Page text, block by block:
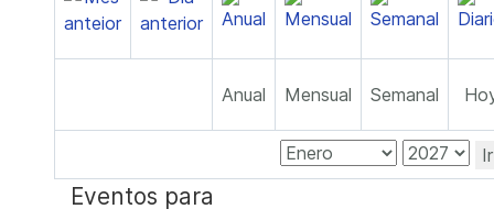
Anual Mensual Semanal
Eventos para